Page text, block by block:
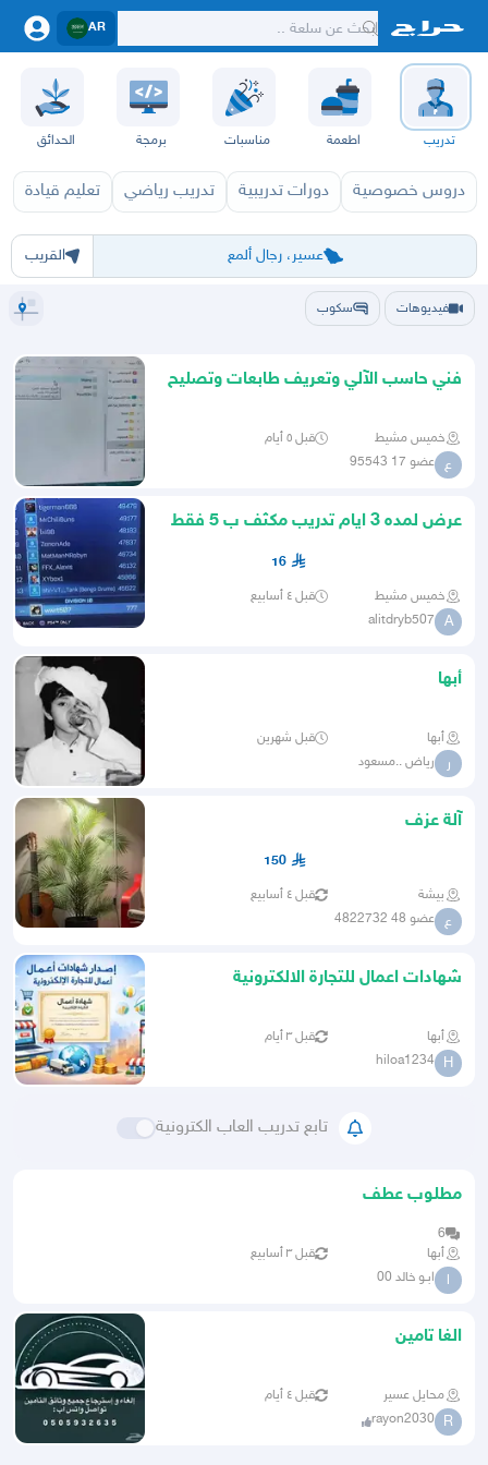
AR
تدريب اطعمة مناسبات برمجة الحدائق
دروس خصوصية دورات تدريبية تدريب رياضي تعليم قيادة
عسير، رجال ألمع
الرياض ينبع حفر الباطن المدينة أبها عسير الباحة
القريب
فيديوهات سكوب
فني حاسب الآلي وتعريف طابعات وتصليح
خميس مشيط قبل ٥ أيام
ع عضو 17 95543
عرض لمده 3 ايام تدريب مكثف ب 5 فقط
16
خميس مشيط قبل ٤ أسابيع
A
alitdryb507
أبها
أبها قبل شهرين
ر رياض ..مسعود
آلة عزف
150
بيشة قبل ٤ أسابيع
ع عضو 48 4822732
شهادات اعمال للتجارة الالكترونية
أبها قبل ٣ أيام
H
hiloa1234
تابع تدريب العاب الكترونية
مطلوب عطف
6
أبها
قبل ٣ أسابيع
ا ابـو خالد 00
الغا تامين
محايل عسير قبل ٤ أيام
R
rayon2030